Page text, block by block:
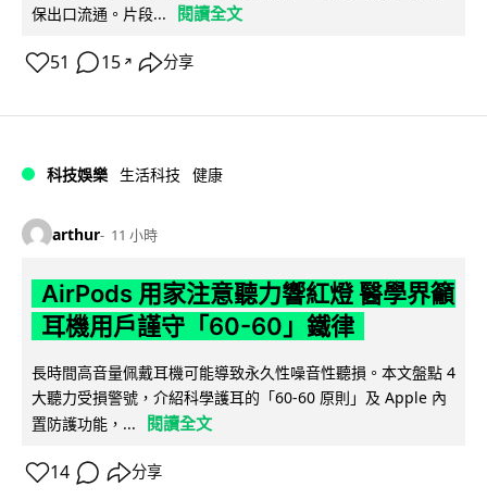
保出口流通。片段...
閱讀全文
51 15 ↗ 分享
科技娛樂 生活科技 健康
arthur 11 小時
AirPods 用家注意聽力響紅燈 醫學界籲
耳機用戶謹守「60-60」鐵律
長時間高音量佩戴耳機可能導致永久性噪音性聽損。本文盤點 4
大聽力受損警號，介紹科學護耳的「60-60 原則」及 Apple 內
置防護功能，...
閱讀全文
14 分享